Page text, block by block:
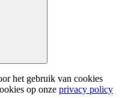
het gebruik van cookies
op onze privacy policy